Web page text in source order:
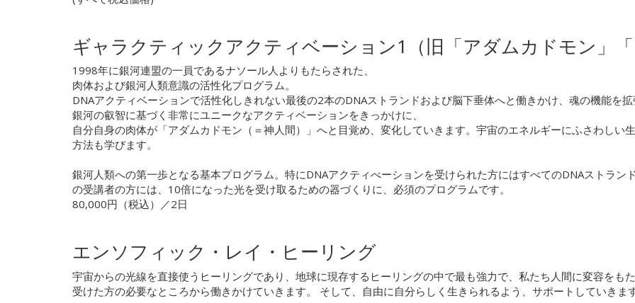
ギャラクティックアクティベーション1（旧「アダムカドモン」「
1998年に銀河連盟の一員であるナソール人よりもたらされた、
肉体および銀河人類意識の活性化プログラム。
DNAアクティベーションで活性化しきれない最後の2本のDNAストランドおよび脳下垂体へと働きかけ、魂の機能を拡
銀河の叡智に基づく非常にユニークなアクティベーションをきっかけに、
自分自身の肉体が「アダムカドモン（＝神人間）」へと目覚め、変化していきます。宇宙のエネルギーにふさわしい
方法も学びます。
銀河人類への第一歩となる基本プログラム。特にDNAアクティべーションを受けられた方にはすべてのDNAストラン
の受講者の方には、10倍になった光を受け取るための器づくりに、必須のプログラムです。
80,000円（税込）／2日
エンソフィック・レイ・ヒーリング
宇宙からの光線を直接使うヒーリングであり、地球に現存するヒーリングの中で最も強力で、私たち人間に変容をも
受けた方の必要なところから働きかけていきます。 そして、自由に自分らしく生きられるよう、サポートしていきます